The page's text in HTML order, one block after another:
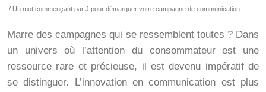
/ Un mot commençant par J pour démarquer votre campagne de communication
Marre des campagnes qui se ressemblent toutes ? Dans
un univers où l’attention du consommateur est une
ressource rare et précieuse, il est devenu impératif de
se distinguer. L’innovation en communication est plus